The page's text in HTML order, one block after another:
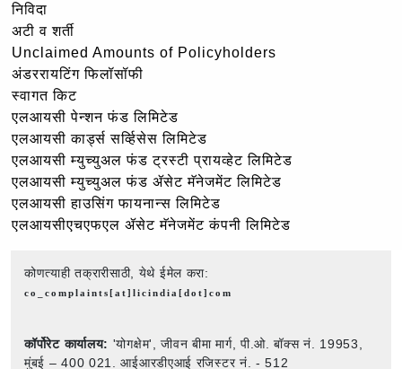
निविदा
अटी व शर्ती
Unclaimed Amounts of Policyholders
अंडररायटिंग फिलॉसॉफी
स्वागत किट
एलआयसी पेन्शन फंड लिमिटेड
एलआयसी कार्ड्स सर्व्हिसेस लिमिटेड
एलआयसी म्युच्युअल फंड ट्रस्टी प्रायव्हेट लिमिटेड
एलआयसी म्युच्युअल फंड ॲसेट मॅनेजमेंट लिमिटेड
एलआयसी हाउसिंग फायनान्स लिमिटेड
एलआयसीएचएफएल ॲसेट मॅनेजमेंट कंपनी लिमिटेड
कोणत्याही तक्रारीसाठी, येथे ईमेल करा:
co_complaints[at]licindia[dot]com
कॉर्पोरेट कार्यालय: 'योगक्षेम', जीवन बीमा मार्ग, पी.ओ. बॉक्स नं. 19953,
मुंबई – 400 021. आईआरडीएआई रजिस्टर नं. - 512